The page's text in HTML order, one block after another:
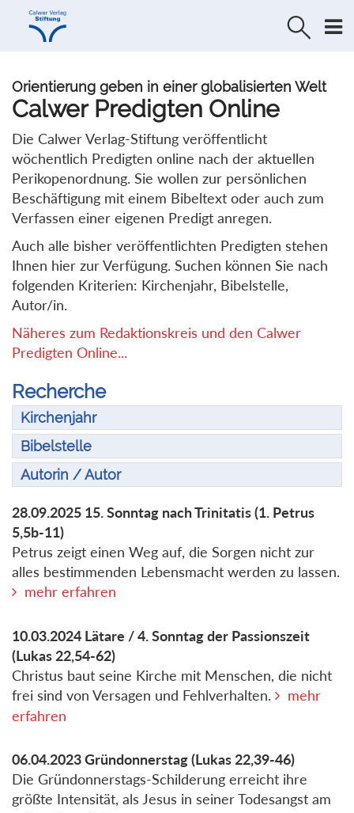
Direkt
Direkt
Orientierung geben in einer globalisierten Welt
Calwer Predigten Online
Die Calwer Verlag-Stiftung veröffentlicht
wöchentlich Predigten online nach der aktuellen
Perikopenordnung. Sie wollen zur persönlichen
Beschäftigung mit einem Bibeltext oder auch zum
Verfassen einer eigenen Predigt anregen.
Auch alle bisher veröffentlichten Predigten stehen
Ihnen hier zur Verfügung. Suchen können Sie nach
folgenden Kriterien: Kirchenjahr, Bibelstelle,
Autor/in.
Näheres zum Redaktionskreis und den Calwer
Predigten Online...
Recherche
Kirchenjahr
Bibelstelle
Autorin / Autor
28.09.2025 15. Sonntag nach Trinitatis(1. Petrus
5,5b-11)
Petrus zeigt einen Weg auf, die Sorgen nicht zur
alles bestimmenden Lebensmacht werden zu lassen.
mehr erfahren
10.03.2024 Lätare / 4. Sonntag der Passionszeit
(Lukas 22,54-62)
Christus baut seine Kirche mit Menschen, die nicht
frei sind von Versagen und Fehlverhalten.
mehr
erfahren
06.04.2023Gründonnerstag(Lukas 22,39-46)
Die Gründonnerstags-Schilderung erreicht ihre
größte Intensität, als Jesus in seiner Todesangst am